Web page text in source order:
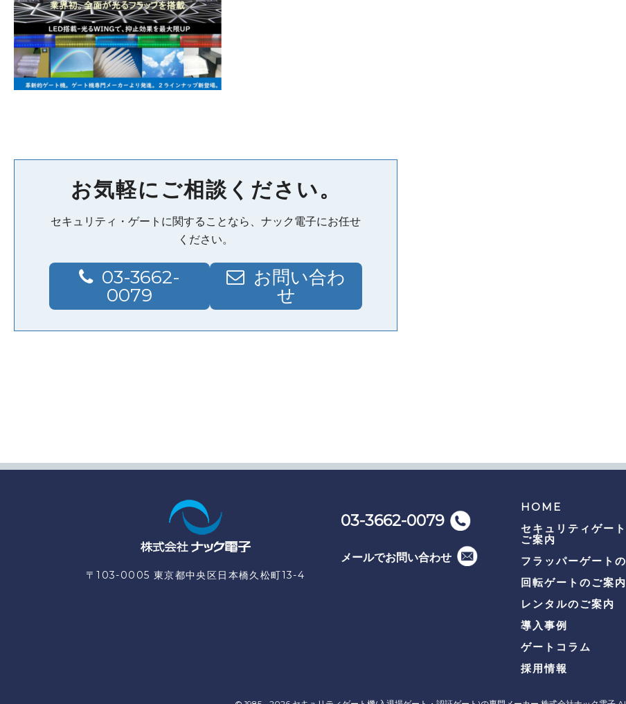
お気軽にご相談ください。
セキュリティ・ゲートに関することなら、ナック電子にお任せ
ください。
03-3662-
0079
お問い合わ
せ
〒103-0005 東京都中央区日本橋久松町13-4
03-3662-0079
メールでお問い合わせ
HOME
セキュリティゲー
ご案内
フラッパーゲート
回転ゲートのご案内
レンタルのご案内
導入事例
ゲートコラム
採用情報